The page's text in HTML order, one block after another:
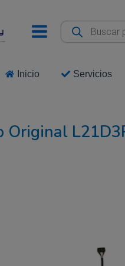
Búsqueda
Inicio Servicios
Original